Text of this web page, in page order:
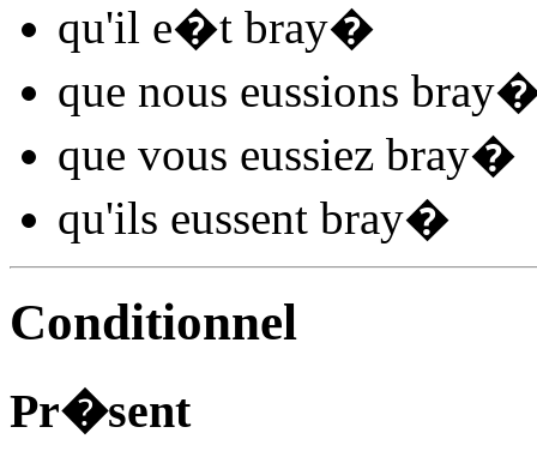
qu'il e�t bray�
que nous eussions bray
que vous eussiez bray�
qu'ils eussent bray�
Conditionnel
Pr�sent